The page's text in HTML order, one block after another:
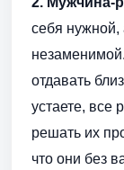
себя нужной,
отдавать
устаете, все
решать их
что они без